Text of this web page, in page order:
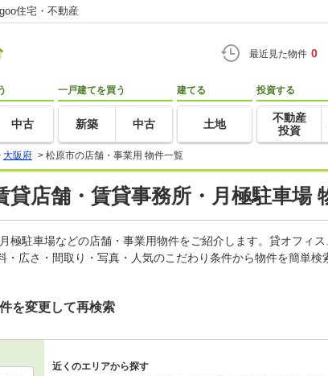
住宅・不動産
最近見た物件 0
中古
一戸建てを買う
新築 中古
建てる
土地
投資する
不動産
投資
大阪府 > 松原市の店舗・事業用 物件一覧
貸店舗・賃貸事務所・月極駐車場
極駐車場などの店舗・事業用物件をご紹介します。貸オフィ
・広さ・間取り・写真・人気のこだわり条件から物件を簡単
を変更して再検索
近くのエリアから探す